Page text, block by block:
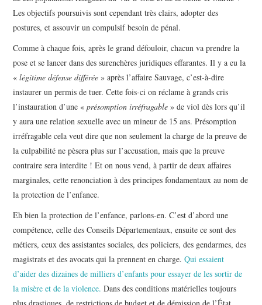
Les objectifs poursuivis sont cependant très clairs, adopter des
postures, et assouvir un compulsif besoin de pénal.
Comme à chaque fois, après le grand défouloir, chacun va prendre la
pose et se lancer dans des surenchères juridiques effarantes. Il y a eu la
«légitime défense différée » après l’affaire Sauvage, c’est-à-dire
instaurer un permis de tuer. Cette fois-ci on réclame à grands cris
l’instauration d’une «présomption irréfragable » de viol dès lors qu’il
y aura une relation sexuelle avec un mineur de 15 ans. Présomption
irréfragable cela veut dire que non seulement la charge de la preuve de
la culpabilité ne pèsera plus sur l’accusation, mais que la preuve
contraire sera interdite ! Et on nous vend, à partir de deux affaires
marginales, cette renonciation à des principes fondamentaux au nom de
la protection de l’enfance.
Eh bien la protection de l’enfance, parlons-en. C’est d’abord une
compétence, celle des Conseils Départementaux, ensuite ce sont des
métiers, ceux des assistantes sociales, des policiers, des gendarmes, des
magistrats et des avocats qui la prennent en charge.Qui essaient
d’aider des dizaines de milliers d’enfants pour essayer de les sortir de
la misère et de la violence. Dans des conditions matérielles toujours
plus drastiques, de restrictions de budget et de démission de l’État.